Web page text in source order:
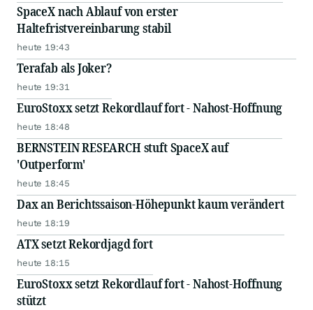
SpaceX nach Ablauf von erster
Haltefristvereinbarung stabil
heute 19:43
Terafab als Joker?
heute 19:31
EuroStoxx setzt Rekordlauf fort - Nahost-Hoffnung
heute 18:48
BERNSTEIN RESEARCH stuft SpaceX auf
'Outperform'
heute 18:45
Dax an Berichtssaison-Höhepunkt kaum verändert
heute 18:19
ATX setzt Rekordjagd fort
heute 18:15
EuroStoxx setzt Rekordlauf fort - Nahost-Hoffnung
stützt